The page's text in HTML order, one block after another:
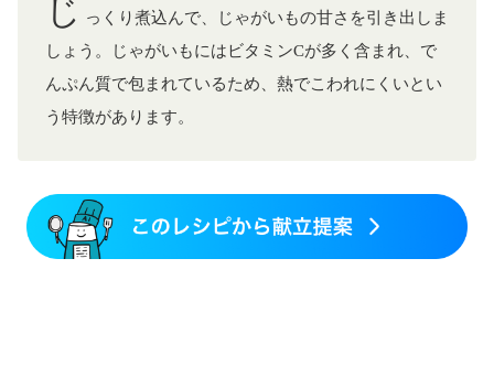
じ
っくり煮込んで、じゃがいもの甘さを引き出しま
しょう。じゃがいもにはビタミンCが多く含まれ、で
んぷん質で包まれているため、熱でこわれにくいとい
う特徴があります。